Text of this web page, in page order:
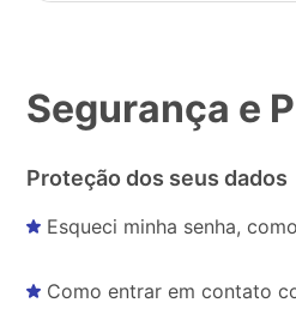
Segurança e
Proteção dos seus dados
Esqueci minha senha,
Como entrar em contato